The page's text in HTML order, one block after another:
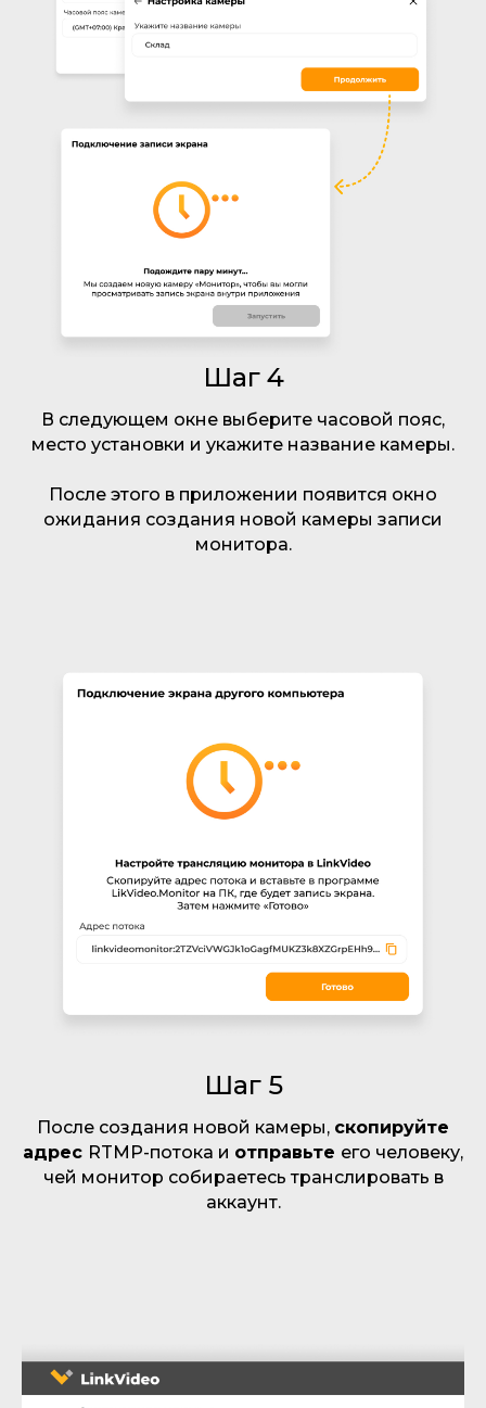
Шаг 4
В следующем окне выберите часовой пояс,
место установки и укажите название камеры.
После этого в приложении появится окно
ожидания создания новой камеры записи
монитора.
Шаг 5
После создания новой камеры, скопируйте
адрес RTMP-потока и отправьте его человеку,
чей монитор собираетесь транслировать в
аккаунт.